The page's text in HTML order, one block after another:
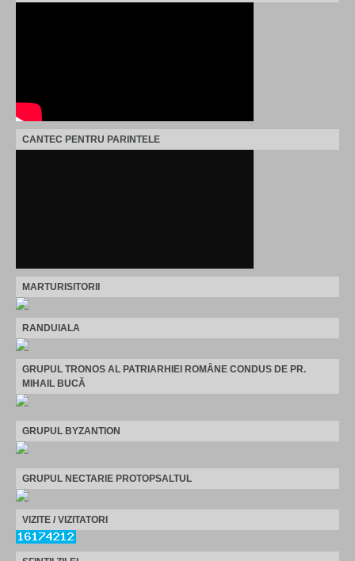
CANTEC PENTRU PARINTELE
MARTURISITORII
RANDUIALA
GRUPUL TRONOS AL PATRIARHIEI ROMÂNE CONDUS DE PR.
MIHAIL BUCĂ
GRUPUL BYZANTION
GRUPUL NECTARIE PROTOPSALTUL
VIZITE / VIZITATORI